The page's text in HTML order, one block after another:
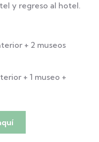
y regreso al hotel.
+ 2 museos
+ 1 museo +